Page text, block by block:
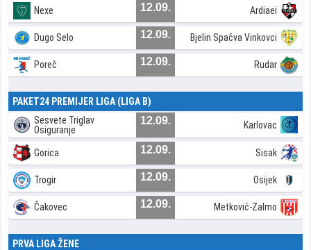
Nexe 12.09. Ardiaei
Dugo Selo 12.09. Bjelin Spačva Vinkovci
Poreč 12.09. Rudar
PAKET24 PREMIJER LIGA (LIGA B)
Sesvete Triglav
Osiguranje
12.09. Karlovac
Gorica 12.09. Sisak
Trogir 12.09. Osijek
Čakovec 12.09. Metković-Zalmo
PRVA LIGA ŽENE